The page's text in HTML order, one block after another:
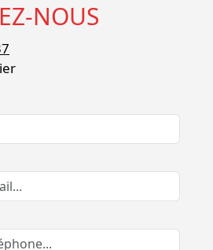
NOUS